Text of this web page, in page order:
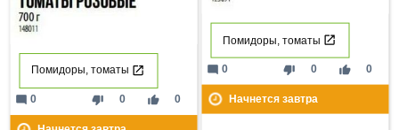
Помидоры, томаты
thumb_down 0 thumb_up 0
mode_comment 0
Начнется завтра
Помидоры, томаты
thumb_down 0 thumb_up 0
mode_comment 0